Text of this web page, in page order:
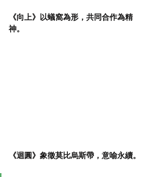
《向上》以蟻窩為形，共同合作為精
神。
《迴圓》象徵莫比烏斯帶，意喻永續。